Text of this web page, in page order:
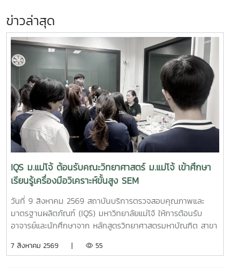
ข่าวล่าสุด
IQS ม.แม่โจ้ ต้อนรับคณะวิทยาศาสตร์ ม.แม่โจ้ เข้าศึกษา
เรียนรู้เครื่องมือวิเคราะห์ขั้นสูง SEM
วันที่ 9 สิงหาคม 2569 สถาบันบริการตรวจสอบคุณภาพและ
มาตรฐานผลิตภัณฑ์ (IQS) มหาวิทยาลัยแม่โจ้ ให้การต้อนรับ
อาจารย์และนักศึกษาจาก หลักสูตรวิทยาศาสตรมหาบัณฑิต สาขา
นวัตกรรมวัสดุ คณะวิทยาศาสตร์ มหาวิทยาลัยแม่โจ้ จำนวน 19
7 สิงหาคม 2569 | 55